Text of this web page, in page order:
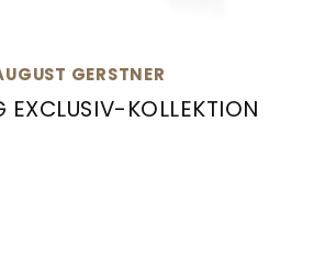
GERSTNER
EXCLUSIV-KOLLEKTION